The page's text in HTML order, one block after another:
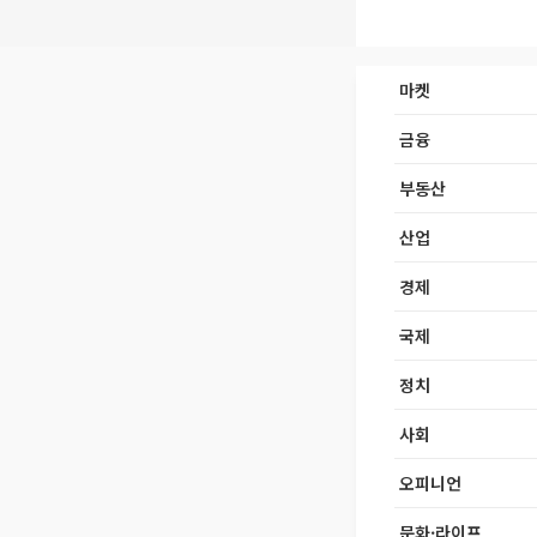
마켓
금융
부동산
산업
경제
국제
정치
사회
오피니언
문화·라이프